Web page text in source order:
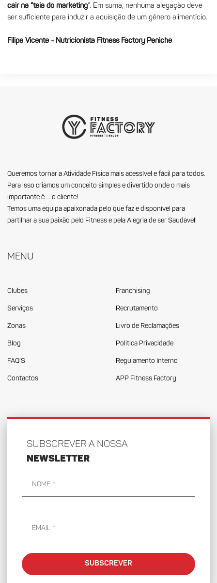
cair na “teia do marketing”. Em suma, nenhuma alegação deve
ser suficiente para induzir a aquisição de um género alimentício.
Filipe Vicente - Nutricionista Fitness Factory Peniche
Queremos tornar a Atividade Física mais acessível e fácil para todos.
Para isso criámos um conceito simples e divertido onde o mais
importante é … o cliente!
Temos uma equipa apaixonada pelo que faz e disponível para
partilhar a sua paixão pelo Fitness e pela Alegria de ser Saudável!
Menu
Clubes
Serviços
Zonas
Blog
FAQ'S
Contactos
Franchising
Recrutamento
Livro de Reclamações
Política Privacidade
Regulamento Interno
APP Fitness Factory
SUBSCREVER A NOSSA
NEWSLETTER
Nome
Email
SUBSCREVER